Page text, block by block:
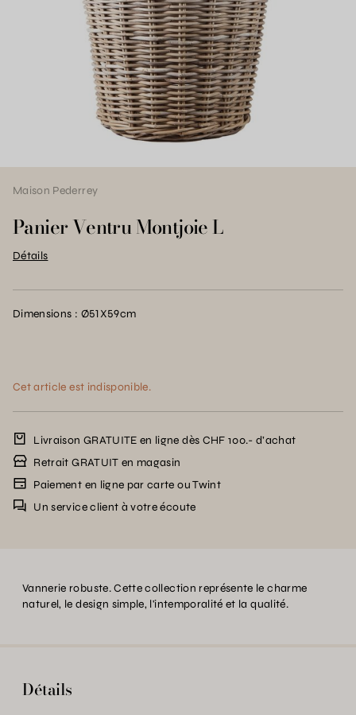
Maison Pederrey
Panier Ventru Montjoie L
Détails
Dimensions : Ø51X59cm
Cet article est indisponible.
Livraison GRATUITE en ligne dès CHF 100.- d’achat
Retrait GRATUIT en magasin
Paiement en ligne par carte ou Twint
Un service client à votre écoute
Vannerie robuste. Cette collection représente le charme
naturel, le design simple, l'intemporalité et la qualité.
Détails